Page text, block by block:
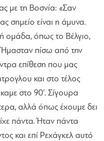
με τη Βοσνία: «Σαν
σημείο είναι η άμυνα.
ομάδα, όπως το Βέλγιο,
Ήμασταν πίσω από την
επίθεση που μας
και στο τέλος
στο 90’. Σίγουρα
αλλά όπως έχουμε δει
πάντα. Ήταν πάντα
και επί Ρεχάγκελ αυτό